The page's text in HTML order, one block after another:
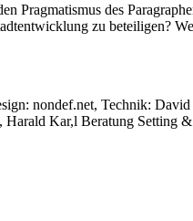
Pragmatismus des
zu beteiligen?
nondef.net, Technik:
Harald Kar,l Beratung Setting